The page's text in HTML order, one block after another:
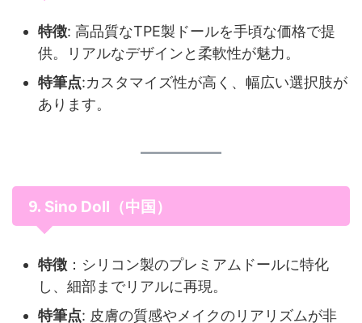
特徴: 高品質なTPE製ドールを手頃な価格で提
供。リアルなデザインと柔軟性が魅力。
特筆点:カスタマイズ性が高く、幅広い選択肢が
あります。
9. Sino Doll（中国）
特徴 ：シリコン製のプレミアムドールに特化
し、細部までリアルに再現。
特筆点: 皮膚の質感やメイクのリアリズムが非